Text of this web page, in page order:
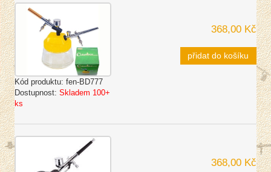
Kód produktu: fen-BD777
Dostupnost: Skladem 100+
ks
368,00 Kč
přidat do košíku
368,00 Kč